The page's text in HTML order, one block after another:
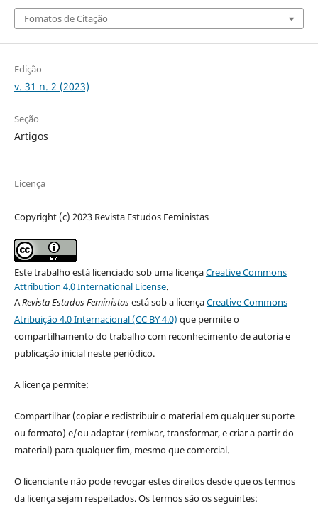
Fomatos de Citação
Edição
v. 31 n. 2 (2023)
Seção
Artigos
Licença
Copyright (c) 2023 Revista Estudos Feministas
Este trabalho está licenciado sob uma licençaCreative Commons
Attribution 4.0 International License.
ARevista Estudos Feministasestá sob a licençaCreative Commons
Atribuição 4.0 Internacional (CC BY 4.0) que permite o
compartilhamento do trabalho com reconhecimento de autoria e
publicação inicial neste periódico.
A licença permite:
Compartilhar (copiar e redistribuir o material em qualquer suporte
ou formato) e/ou adaptar (remixar, transformar, e criar a partir do
material) para qualquer fim, mesmo que comercial.
O licenciante não pode revogar estes direitos desde que os termos
da licença sejam respeitados. Os termos são os seguintes: